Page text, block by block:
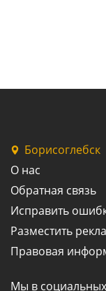
Борисоглебск
О нас
Обратная связь
Исправить
Разместить
Правовая
Мы в социальных